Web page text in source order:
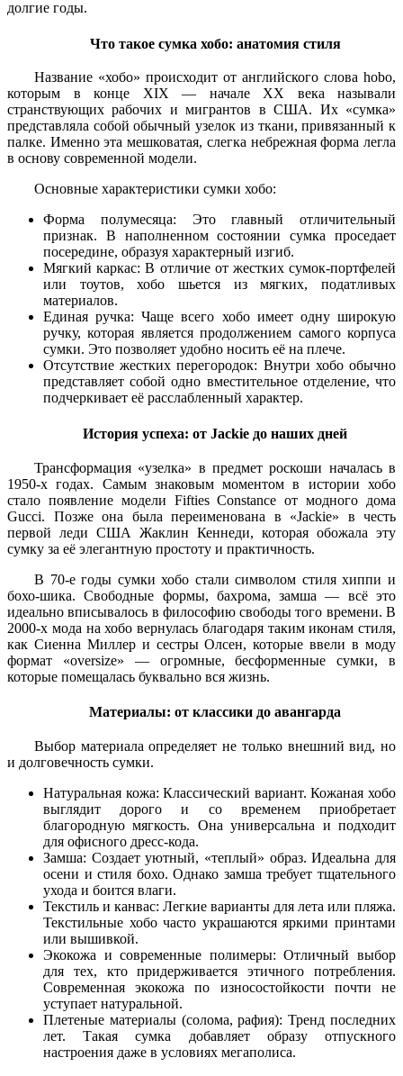
долгие годы.
Что такое сумка хобо: анатомия стиля
Название «хобо» происходит от английского слова hobo,
которым в конце XIX — начале XX века называли
странствующих рабочих и мигрантов в США. Их «сумка»
представляла собой обычный узелок из ткани, привязанный к
палке. Именно эта мешковатая, слегка небрежная форма легла
в основу современной модели.
Основные характеристики сумки хобо:
Форма полумесяца: Это главный отличительный
признак. В наполненном состоянии сумка проседает
посередине, образуя характерный изгиб.
Мягкий каркас: В отличие от жестких сумок-портфелей
или тоутов, хобо шьется из мягких, податливых
материалов.
Единая ручка: Чаще всего хобо имеет одну широкую
ручку, которая является продолжением самого корпуса
сумки. Это позволяет удобно носить её на плече.
Отсутствие жестких перегородок: Внутри хобо обычно
представляет собой одно вместительное отделение, что
подчеркивает её расслабленный характер.
История успеха: от Jackie до наших дней
Трансформация «узелка» в предмет роскоши началась в
1950-х годах. Самым знаковым моментом в истории хобо
стало появление модели Fifties Constance от модного дома
Gucci. Позже она была переименована в «Jackie» в честь
первой леди США Жаклин Кеннеди, которая обожала эту
сумку за её элегантную простоту и практичность.
В 70-е годы сумки хобо стали символом стиля хиппи и
бохо-шика. Свободные формы, бахрома, замша — всё это
идеально вписывалось в философию свободы того времени. В
2000-х мода на хобо вернулась благодаря таким иконам стиля,
как Сиенна Миллер и сестры Олсен, которые ввели в моду
формат «oversize» — огромные, бесформенные сумки, в
которые помещалась буквально вся жизнь.
Материалы: от классики до авангарда
Выбор материала определяет не только внешний вид, но
и долговечность сумки.
Натуральная кожа: Классический вариант. Кожаная хобо
выглядит дорого и со временем приобретает
благородную мягкость. Она универсальна и подходит
для офисного дресс-кода.
Замша: Создает уютный, «теплый» образ. Идеальна для
осени и стиля бохо. Однако замша требует тщательного
ухода и боится влаги.
Текстиль и канвас: Легкие варианты для лета или пляжа.
Текстильные хобо часто украшаются яркими принтами
или вышивкой.
Экокожа и современные полимеры: Отличный выбор
для тех, кто придерживается этичного потребления.
Современная экокожа по износостойкости почти не
уступает натуральной.
Плетеные материалы (солома, рафия): Тренд последних
лет. Такая сумка добавляет образу отпускного
настроения даже в условиях мегаполиса.